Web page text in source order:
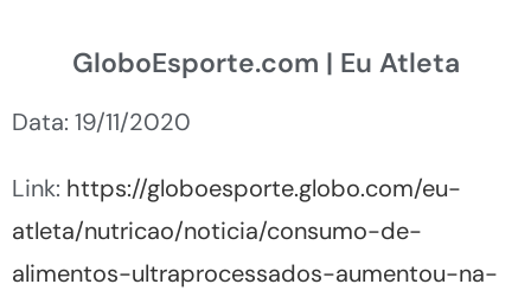
GloboEsporte.com | Eu Atleta
Data: 19/11/2020
Link: https://globoesporte.globo.com/eu-
atleta/nutricao/noticia/consumo-de-
alimentos-ultraprocessados-aumentou-na-